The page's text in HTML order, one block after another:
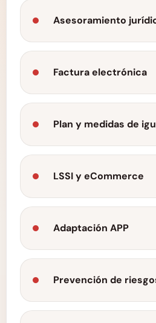
Asesoramiento
Factura electrónica
Plan y medidas de
LSSI y eCommerce
Adaptación APP
Prevención de